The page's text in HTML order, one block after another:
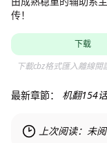
传！
下载
下載cbz格式匯入離線
最新章節： 机翻154话
上次阅读： 未